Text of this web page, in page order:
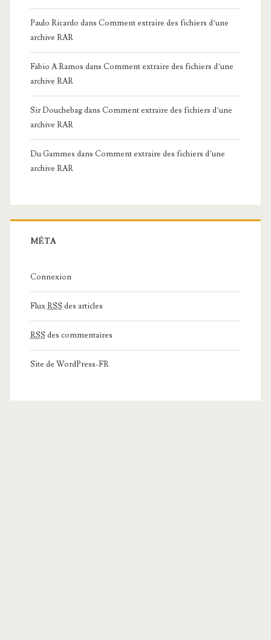
Paulo Ricardo dans Comment extraire des fichiers d’une
archive RAR
Fabio A Ramos dans Comment extraire des fichiers d’une
archive RAR
Sir Douchebagdans Comment extraire des fichiers d’une
archive RAR
Du Gammes dans Comment extraire des fichiers d’une
archive RAR
MÉTA
Connexion
FluxRSS des articles
RSS des commentaires
Site de WordPress-FR